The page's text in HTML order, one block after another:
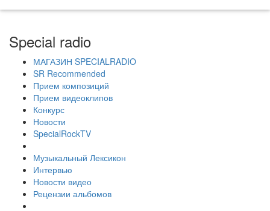
Special radio
МАГАЗИН SPECIALRADIO
SR Recommended
Прием композиций
Прием видеоклипов
Конкурс
Новости
SpecialRockTV
Музыкальный Лексикон
Интервью
Новости видео
Рецензии альбомов